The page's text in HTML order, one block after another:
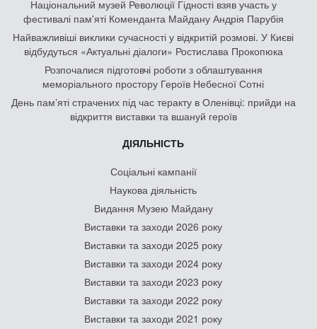
Національний музей Революції Гідності взяв участь у
фестивалі пам'яті Коменданта Майдану Андрія Парубія
Найважливіші виклики сучасності у відкритій розмові. У Києві
відбудуться «Актуальні діалоги» Ростислава Прокопюка
Розпочалися підготовчі роботи з облаштування
меморіального простору Героїв Небесної Сотні
День памʼяті страчених під час теракту в Оленівці: прийди на
відкриття виставки та вшануй героїв
ДІЯЛЬНІСТЬ
Соціальні кампанії
Наукова діяльність
Видання Музею Майдану
Виставки та заходи 2026 року
Виставки та заходи 2025 року
Виставки та заходи 2024 року
Виставки та заходи 2023 року
Виставки та заходи 2022 року
Виставки та заходи 2021 року